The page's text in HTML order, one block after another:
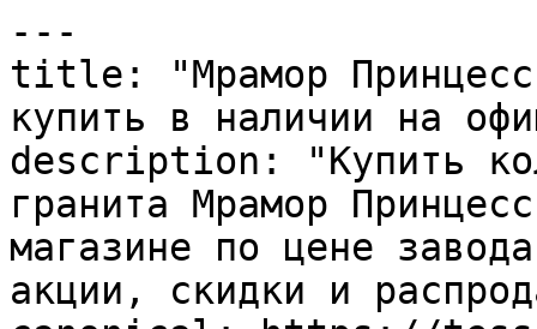
---
title: "Мрамор Принцесс
купить в наличии на
description: "Купить
гранита Мрамор
магазине по цене
акции, скидки и